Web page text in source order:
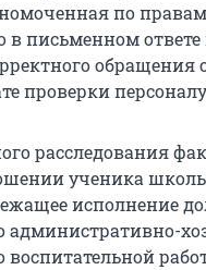
по
письменном ответе
обращения
проверки
расследования
ученика
исполнение
административно-
воспитательной